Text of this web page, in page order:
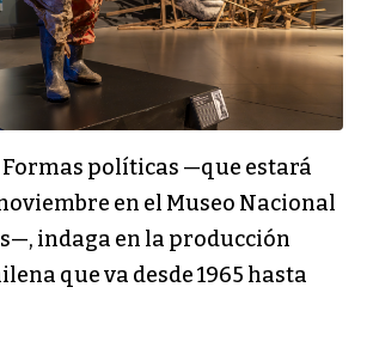
políticas —que estará
en el Museo Nacional
indaga en la producción
que va desde 1965 hasta